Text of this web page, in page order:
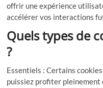
offrir une expérience
accélérer vos interactions
Quels types de
?
Essentiels : Certains
puissiez profiter pleinement